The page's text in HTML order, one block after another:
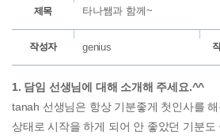
제목 타나쌤과 함께~
작성자 genius
1. 담임 선생님에 대해 소개해 주세요.^^
tanah 선생님은 항상 기분좋게 첫인사를
상태로 시작을 하게 되어 안 좋았던 기분